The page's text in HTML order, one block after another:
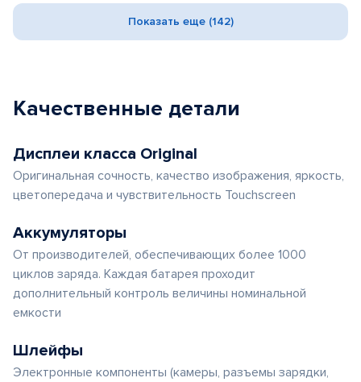
Показать еще (142)
Качественные детали
Дисплеи класса Original
Оригинальная сочность, качество изображения, яркость,
цветопередача и чувствительность Touchscreen
Аккумуляторы
От производителей, обеспечивающих более 1000
циклов заряда. Каждая батарея проходит
дополнительный контроль величины номинальной
емкости
Шлейфы
Электронные компоненты (камеры, разъемы зарядки,